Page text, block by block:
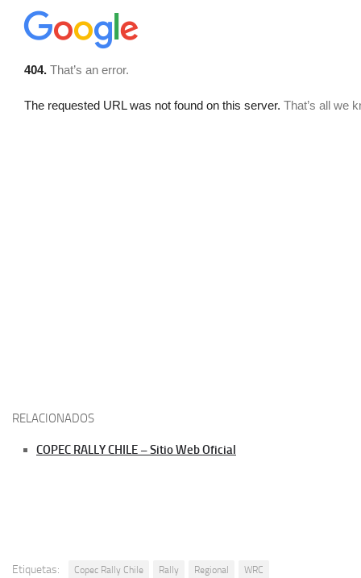
RELACIONADOS
COPEC RALLY CHILE – Sitio Web Oficial
Etiquetas: Copec Rally Chile Rally Regional WRC